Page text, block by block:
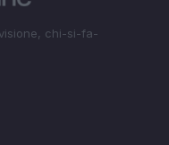
chi-si-fa-